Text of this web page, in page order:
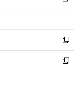
開
ウ
開
く
ン
ウ
で
開
く
ウ
ン
ド
ウ
で
し
ウ
ィ
ン
ド
新
し
い
新